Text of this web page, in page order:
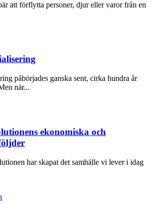
att förflytta personer, djur eller varor från en
påbörjades ganska sent, cirka hundra år
när...
ekonomiska och
har skapat det samhälle vi lever i idag